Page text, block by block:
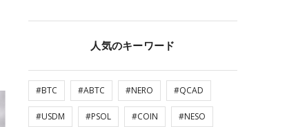
人気のキーワード
#BTC #ABTC #NERO #QCAD
#USDM #PSOL #COIN #NESO